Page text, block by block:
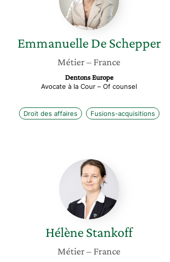
Emmanuelle De Schepper
Métier– France
Dentons Europe
Avocate à la Cour – Of counsel
Droit des affaires Fusions-acquisitions
Hélène
Stankoff
HélèneStankoff
Métier– France